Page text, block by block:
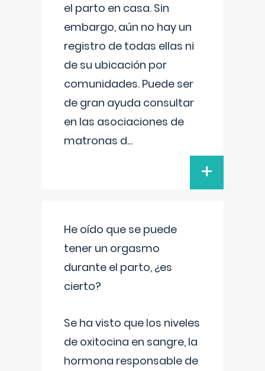
el parto en casa. Sin
embargo, aún no hay un
registro de todas ellas ni
de su ubicación por
comunidades. Puede ser
de gran ayuda consultar
en las asociaciones de
matronas d...
+
He oído que se puede
tener un orgasmo
durante el parto, ¿es
cierto?
Se ha visto que los niveles
de oxitocina en sangre, la
hormona responsable de